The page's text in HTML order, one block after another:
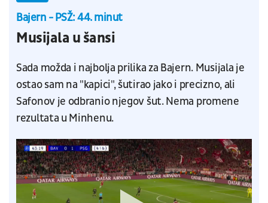
Bajern - PSŽ: 44. minut
Musijala u šansi
Sada možda i najbolja prilika za Bajern. Musijala je
ostao sam na "kapici", šutirao jako i precizno, ali
Safonov je odbranio njegov šut. Nema promene
rezultata u Minhenu.